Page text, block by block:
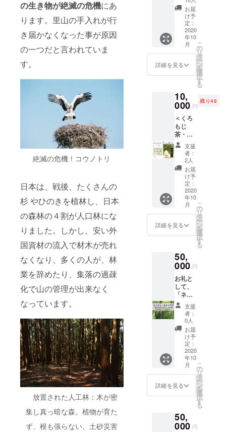
の生き物が絶滅の危機にあ
ります。里山の手入れが行
き届かなくなった事が原因
の一つだと言われていま
す。
絶滅の危機！コウノトリ
日本は、戦後、たくさんの
杉 やひのきを植林し、日本
の森林の４割が人口林にな
りました。しかし、安い外
国資材の流入で材木が売れ
なくなり、多くの人が、林
業を辞めたり、集落の過疎
化で山の管理が出来なく
なっています。
放置された人工林：木が密
集し真っ暗な森。植物が育た
ず、根も張らない、土砂災害
ます。
夜に抽
出した
クロモ
ジ蒸留
水を使
用。自
然の力
を最大
す。ク
ロモジ
の主成
分には
「抗
菌」作
用があ
ると言
われて
いま
す。気
持ちを
リラッ
クスさ
うな、
爽やか
香りで
す。 ・
くろも
じミス
ト
【（株
）めぐ
みさん
提供】
・お礼
のメー
ル 支援
してい
ただい
た方へ
ネット
からお
を送ら
せてい
分でボ
ディー
トリー
トメン
トも。
こころ
とから
だを調
ズで
す。
【くろ
もじミ
スト
（芳香
蒸留
水）】
大山山
麓のく
ろもじ
100%の
芳香蒸
留水。
満月の
夜に抽
出した
用。自
然の力
を最大
限に生
かして
いま
す。ク
ロモジ
の香り
の主成
分には
「抗
菌」作
用があ
ると言
いま
す。気
クスさ
せるよ
じ茶 煮
出し用
３g×５
パック×
１袋 蒸
らし用
３g×５
パック×
１袋
リーフ
袋 ●く
ろもじ
ミスト
（芳香
蒸留
水）
100ml×
１本、
30ml×
１本
【くろ
もじ
茶】
100％鳥
取県産
のクロ
モジ使
がホッ
トする
味わい
です。
くろも
じ 茶
は、健
やかさ
と若々
しさを
サポー
トしま
す。
【くろ
もじミ
スト
（芳香
麓のく
ろもじ
お届
け予
定：
2020
年10
月
詳細を見る
こ
の
リ
タ
ー
ン
を
選
択
す
る
10,
000 円
残り48
＜くろ
もじ
茶・
ウッド
ボー
ル・く
ろもじ
ミスト
＞ ●く
ろもじ
茶 煮出
し用３
g×５
パック×
１袋 蒸
らし用
パック×
１袋
リーフ
５g×１
袋 ●ひ
のき
ウッド
ボール
１個、
くろも
じミス
ト（芳
香蒸留
水）
30ml×1
本 【く
ろもじ
100％鳥
のクロ
モジ使
支援
者：
2人
お届
け予
定：
2020
年10
月
詳細を見る
こ
の
リ
タ
ー
ン
を
選
択
す
る
50,
000 円
お礼と
して、
「ネイ
チャー
セルフ
ケア」
体験チ
ケット
を提供
しま
す！！
＜ネイ
チャー
セルフ
ケア＞
体験プ
ム 鳥取
県の豊
支援
者：
0人
お届
け予
定：
2020
年10
月
詳細を見る
こ
の
リ
タ
ー
ン
を
選
択
す
る
50,
000 円